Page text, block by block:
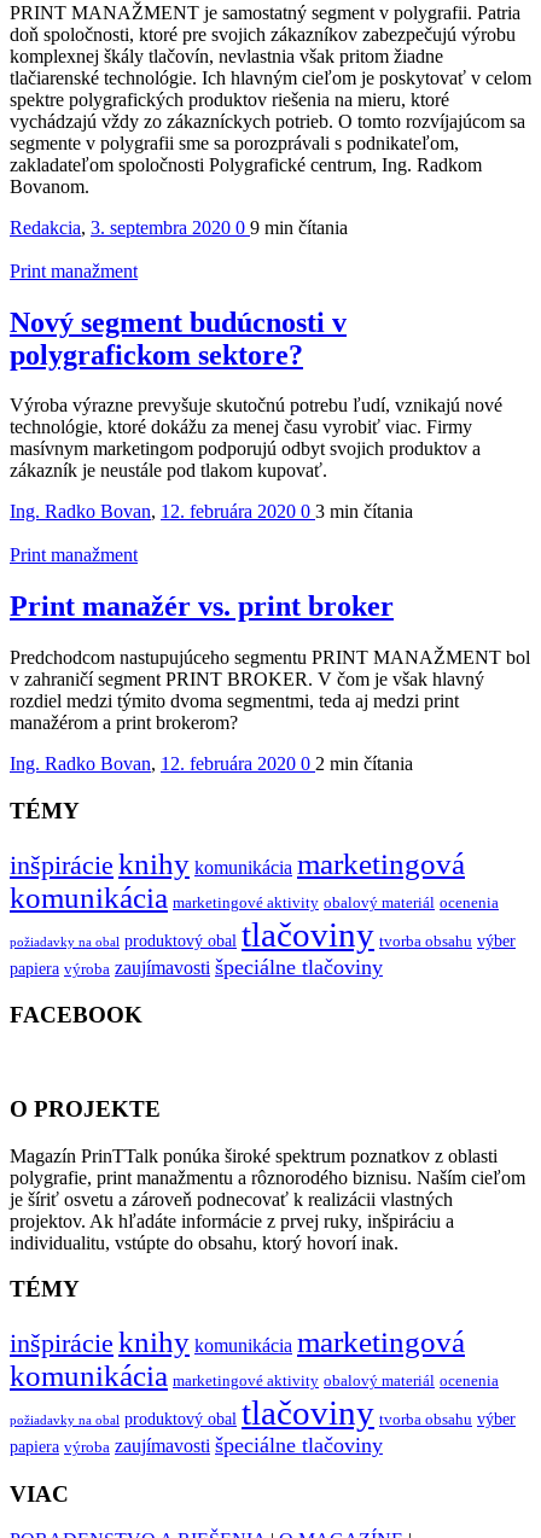
PRINT MANAŽMENT je samostatný segment v polygrafii. Patria
doň spoločnosti, ktoré pre svojich zákazníkov zabezpečujú výrobu
komplexnej škály tlačovín, nevlastnia však pritom žiadne
tlačiarenské technológie. Ich hlavným cieľom je poskytovať v celom
spektre polygrafických produktov riešenia na mieru, ktoré
vychádzajú vždy zo zákazníckych potrieb. O tomto rozvíjajúcom sa
segmente v polygrafii sme sa porozprávali s podnikateľom,
zakladateľom spoločnosti Polygrafické centrum, Ing. Radkom
Bovanom.
Redakcia, 3. septembra 2020 0 9 min čítania
Print manažment
Nový segment budúcnosti v
polygrafickom sektore?
Výroba výrazne prevyšuje skutočnú potrebu ľudí, vznikajú nové
technológie, ktoré dokážu za menej času vyrobiť viac. Firmy
masívnym marketingom podporujú odbyt svojich produktov a
zákazník je neustále pod tlakom kupovať.
Ing. Radko Bovan, 12. februára 2020 0 3 min čítania
Print manažment
Print manažér vs. print broker
Predchodcom nastupujúceho segmentu PRINT MANAŽMENT bol
v zahraničí segment PRINT BROKER. V čom je však hlavný
rozdiel medzi týmito dvoma segmentmi, teda aj medzi print
manažérom a print brokerom?
Ing. Radko Bovan, 12. februára 2020 0 2 min čítania
TÉMY
inšpirácie knihy komunikácia marketingová
komunikácia marketingové aktivity obalový materiál ocenenia
požiadavky na obal produktový obal tlačoviny tvorba obsahu výber
papiera výroba zaujímavosti špeciálne tlačoviny
FACEBOOK
O PROJEKTE
Magazín PrinTTalk ponúka široké spektrum poznatkov z oblasti
polygrafie, print manažmentu a rôznorodého biznisu. Naším cieľom
je šíriť osvetu a zároveň podnecovať k realizácii vlastných
projektov. Ak hľadáte informácie z prvej ruky, inšpiráciu a
individualitu, vstúpte do obsahu, ktorý hovorí inak.
TÉMY
inšpirácie knihy komunikácia marketingová
komunikácia marketingové aktivity obalový materiál ocenenia
požiadavky na obal produktový obal tlačoviny tvorba obsahu výber
papiera výroba zaujímavosti špeciálne tlačoviny
VIAC